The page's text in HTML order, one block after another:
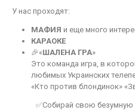
У нас проходят:
МАФИЯ и еще много
КАРАОКЕ
🎉«ШАЛЕНА ГРА»
Это команда игра, в
любимых Украинских
«Кто против блондинок»
✅Собирай свою безумную